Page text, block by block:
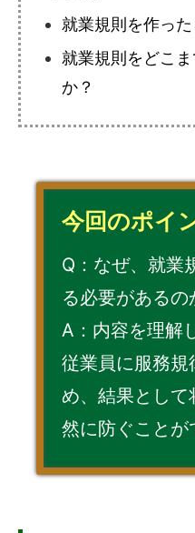
就業規則を作っ
就業規則をどこ
か？
今回のポイ
Q：なぜ、就業
る必要があるの
A：内容を理解
従業員に服務
め、結果とし
然に防ぐことが